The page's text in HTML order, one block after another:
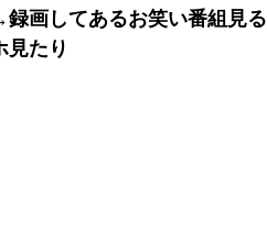
画してあるお笑い番組見る
見たり